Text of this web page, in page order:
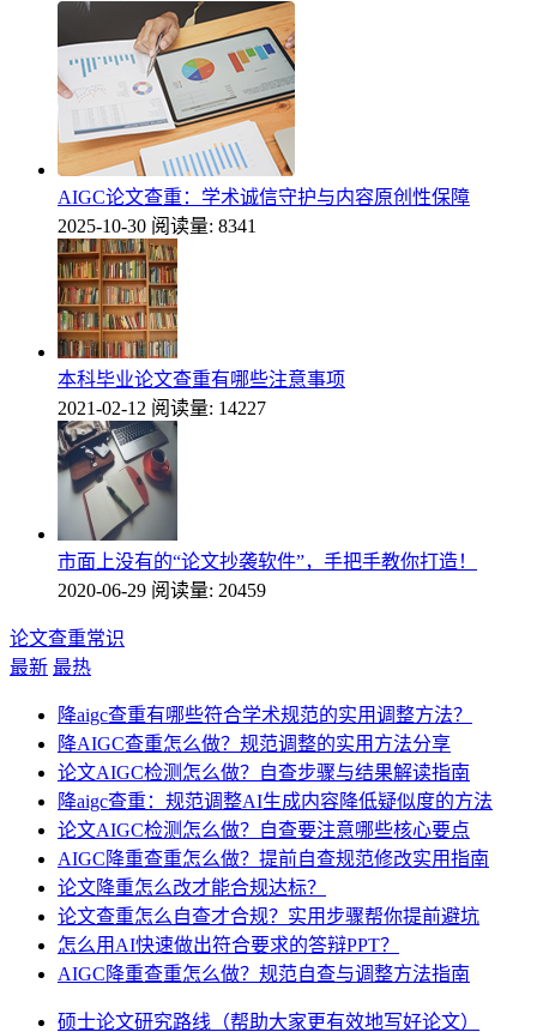
AIGC论文查重：学术诚信守护与内容原创性保障
2025-10-30 阅读量: 8341
本科毕业论文查重有哪些注意事项
2021-02-12 阅读量: 14227
市面上没有的“论文抄袭软件”，手把手教你打造！
2020-06-29 阅读量: 20459
论文查重常识
最新 最热
降aigc查重有哪些符合学术规范的实用调整方法？
降AIGC查重怎么做？规范调整的实用方法分享
论文AIGC检测怎么做？自查步骤与结果解读指南
降aigc查重：规范调整AI生成内容降低疑似度的方法
论文AIGC检测怎么做？自查要注意哪些核心要点
AIGC降重查重怎么做？提前自查规范修改实用指南
论文降重怎么改才能合规达标？
论文查重怎么自查才合规？实用步骤帮你提前避坑
怎么用AI快速做出符合要求的答辩PPT？
AIGC降重查重怎么做？规范自查与调整方法指南
硕士论文研究路线（帮助大家更有效地写好论文）